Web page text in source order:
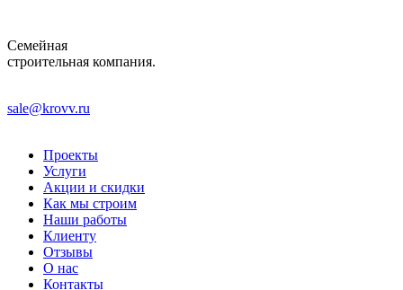
Семейная
строительная компания.
sale@krovv.ru
Проекты
Услуги
Акции и скидки
Как мы строим
Наши работы
Клиенту
Отзывы
О нас
Контакты